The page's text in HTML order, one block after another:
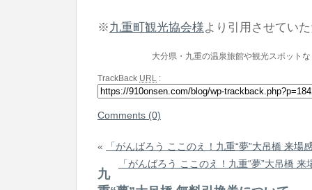
※九重町観光協会様より引用させてい
大分県・九重の温泉旅館や観光スポット
TrackBack URL :
Comments (0)
«
「がんばろう ここのえ！九重“夢”大吊橋 来場
「がんばろう ここのえ！九重“夢”大吊橋
九